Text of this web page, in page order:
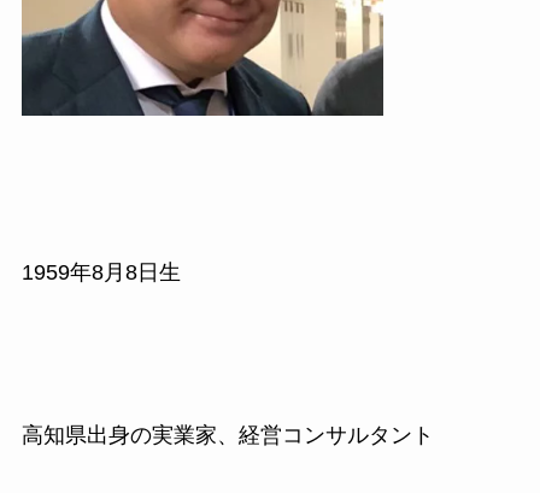
1959年8月 8日生
高知県出身の実業家、経営コンサルタント